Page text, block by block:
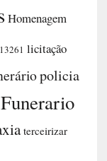
Homenagem
licitação
policia
terceirizar